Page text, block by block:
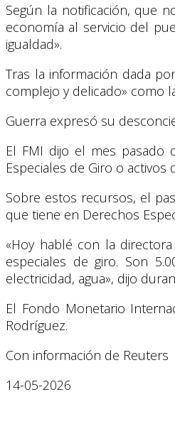
Según la notificación, que
economía al servicio del
igualdad».
Tras la información dada
complejo y delicado» como
Guerra expresó su
El FMI dijo el mes pasado
Especiales de Giro o
Sobre estos recursos, el
que tiene en Derechos
«Hoy hablé con la
especiales de giro. Son
electricidad, agua», dijo
El Fondo Monetario
Rodríguez.
Con información de Reuters
14-05-2026